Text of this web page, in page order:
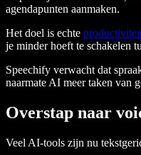
agendapunten aanmaken.
Het doel is echte
je minder hoeft te schakelen
Speechify verwacht dat
naarmate AI meer taken van
Overstap naar
Veel AI-tools zijn nu